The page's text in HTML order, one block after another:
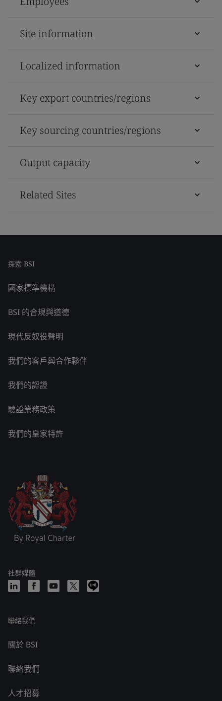
Site information
Localized information
Key export countries/regions
Key sourcing countries/regions
Output capacity
Related Sites
探索 BSI
國家標準機構
BSI 的合規與道德
現代反奴役聲明
我們的客戶與合作夥伴
我們的認證
驗證業務政策
我們的皇家特許
社群媒體
聯絡我們
關於 BSI
聯絡我們
人才招募